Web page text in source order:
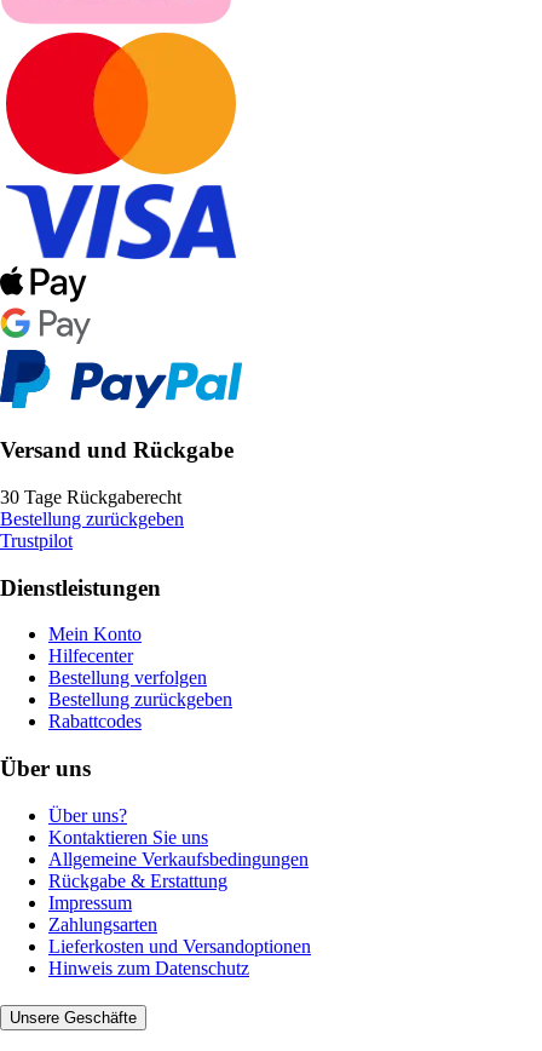
Versand und Rückgabe
30 Tage Rückgaberecht
Bestellung zurückgeben
Trustpilot
Dienstleistungen
Mein Konto
Hilfecenter
Bestellung verfolgen
Bestellung zurückgeben
Rabattcodes
Über uns
Über uns?
Kontaktieren Sie uns
Allgemeine Verkaufsbedingungen
Rückgabe & Erstattung
Impressum
Zahlungsarten
Lieferkosten und Versandoptionen
Hinweis zum Datenschutz
Unsere Geschäfte